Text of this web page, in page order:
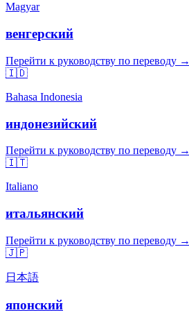
Magyar
венгерский
Перейти к руководству по переводу →
🇮🇩
Bahasa Indonesia
индонезийский
Перейти к руководству по переводу →
🇮🇹
Italiano
итальянский
Перейти к руководству по переводу →
🇯🇵
日本語
японский